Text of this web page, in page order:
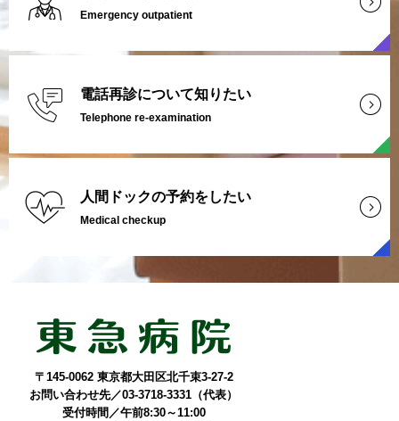
Emergency outpatient
電話再診について知りたい
Telephone re-examination
人間ドックの予約をしたい
Medical checkup
〒145-0062 東京都大田区北千束3-27-2
お問い合わせ先／03-3718-3331（代表）
受付時間／午前8:30～11:00